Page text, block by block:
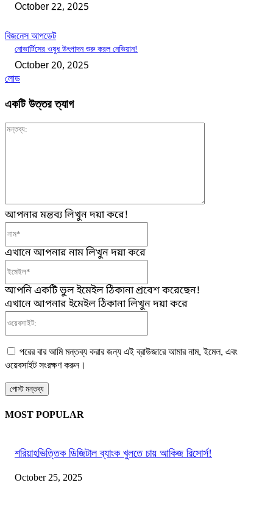
October 22, 2025
বিজনেস আপডেট
নোভার্টিসের ওষুধ উৎপাদন শুরু করল নেভিয়ান!
October 20, 2025
লোড
একটি উত্তর ত্যাগ
আপনার মন্তব্য লিখুন দয়া করে!
এখানে আপনার নাম লিখুন দয়া করে
আপনি একটি ভুল ইমেইল ঠিকানা প্রবেশ করেছেন!
এখানে আপনার ইমেইল ঠিকানা লিখুন দয়া করে
পরের বার আমি মন্তব্য করার জন্য এই ব্রাউজারে আমার নাম, ইমেল, এবং
ওয়েবসাইট সংরক্ষণ করুন।
MOST POPULAR
শরিয়াহভিত্তিক ডিজিটাল ব্যাংক খুলতে চায় আকিজ রিসোর্স!
October 25, 2025